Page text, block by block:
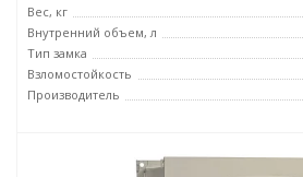
Вес, кг
Внутренний объем, л
Тип замка
Взломостойкость
Производитель